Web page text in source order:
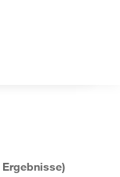
Ergebnisse)